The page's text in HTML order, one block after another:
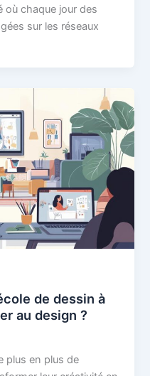
où chaque jour des
sur les réseaux
de dessin à
au design ?
plus en plus de